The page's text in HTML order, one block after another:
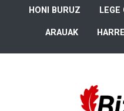
HONI BURUZ LEGE
ARAUAK